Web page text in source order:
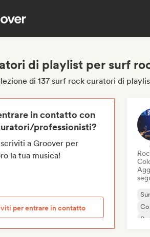
di playlist per surf
di 137 surf rock curatori di
in contatto con
professionisti?
a Groover per
la tua musica!
per entrare in contatto